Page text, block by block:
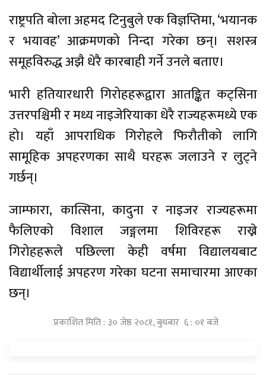
राष्ट्रपति बोला अहमद टिनुबुले एक विज्ञप्तिमा, ‘भयानक
र भयावह’ आक्रमणको निन्दा गरेका छन्। सशस्त्र
समूहविरुद्ध अझै धेरै कारबाही गर्ने उनले बताए।
भारी हतियारधारी गिरोहहरूद्वारा आतङ्कित कट्सिना
उत्तरपश्चिमी र मध्य नाइजेरियाका धेरै राज्यहरूमध्ये एक
हो। यहाँ आपराधिक गिरोहले फिरौतीको लागि
सामूहिक अपहरणका साथै घरहरू जलाउने र लुट्ने
गर्छन्।
जाम्फारा, कात्सिना, कादुना र नाइजर राज्यहरूमा
फैलिएको विशाल जङ्गलमा शिविरहरू राख्ने
गिरोहहरूले पछिल्ला केही वर्षमा विद्यालयबाट
विद्यार्थीलाई अपहरण गरेका घटना समाचारमा आएका
छन्।
प्रकाशित मिति : ३० जेष्ठ २०८१, बुधबार ६ : ०१ बजे